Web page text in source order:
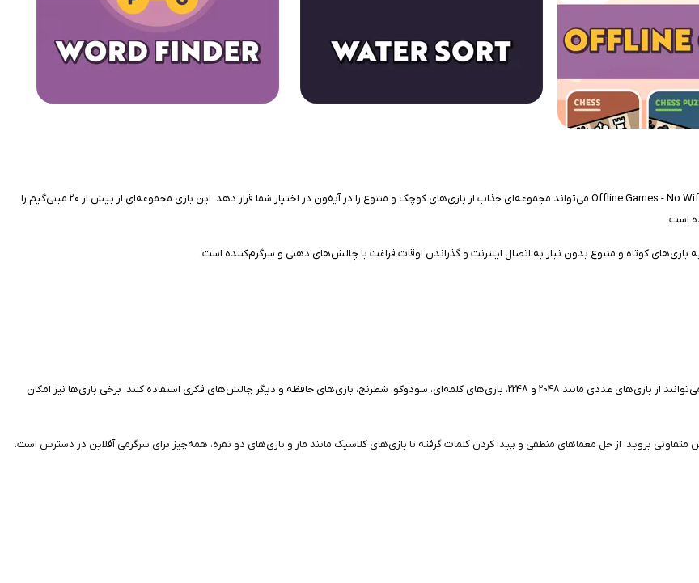
اگر گاهی در سفر، هواپیما یا مکان‌هایی بدون اینترنت به دنبال سرگرمی هستید، Offline Games - No Wifi Games می‌تواند مجموعه‌ای جذاب از بازی‌های کوچک و متنوع را در آیفون در اختیار شما قرار دهد. این بازی مجموعه‌ای از بیش از ۲۰ مینی‌گیم را
است.
کوتاه و متنوع بدون نیاز به اتصال اینترنت و گذراندن اوقات فراغت با چالش‌های ذهنی و سرگرم‌کننده است.
گیم‌پلی این عنوان بر پایه مجموعه‌ای از مینی‌گیم‌های مختلف شکل گرفته است. بازیکنان می‌توانند از بازی‌های عددی مانند 2048 و 2248، بازی‌های کلمه‌ای، سودوکو، شطرنج، بازی‌های حافظه و دیگر چالش‌های فکری استفاده کنند. برخی بازی‌ها نیز امکان
بروید. از حل معماهای منطقی و پیدا کردن کلمات گرفته تا بازی‌های کلاسیک مانند مار و بازی‌های دو نفره، همه‌چیز برای سرگرمی آفلاین در دسترس است.